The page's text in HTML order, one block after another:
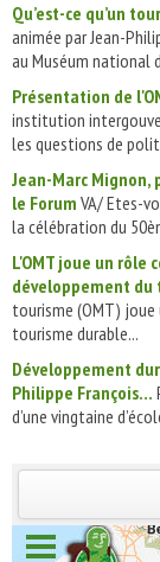
Qu’est-ce qu’un
animée par Jean-
au Muséum national
Présentation de
institution
les questions de
Jean-Marc Mignon,
le Forum VA/ Etes-
la célébration du
L'OMT joue un
développement du
tourisme (OMT)
tourisme durable...
Développement
Philippe François…
d’une vingtaine
INSCRIVEZ-